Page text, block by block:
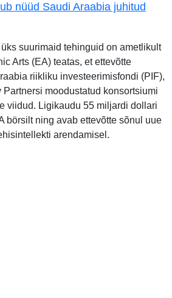
nüüd Saudi Araabia juhitud
suurimaid tehinguid on ametlikult
Arts (EA) teatas, et ettevõtte
riikliku investeerimisfondi (PIF),
moodustatud konsortsiumi
viidud. Ligikaudu 55 miljardi dollari
börsilt ning avab ettevõtte sõnul uue
arendamisel.